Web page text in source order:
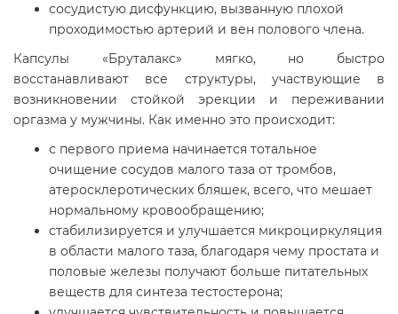
сосудистую дисфункцию, вызванную плохой
проходимостью артерий и вен полового члена.
Капсулы «Бруталакс» мягко, но быстро
восстанавливают все структуры, участвующие в
возникновении стойкой эрекции и переживании
оргазма у мужчины. Как именно это происходит:
с первого приема начинается тотальное
очищение сосудов малого таза от тромбов,
атеросклеротических бляшек, всего, что мешает
нормальному кровообращению;
стабилизируется и улучшается микроциркуляция
в области малого таза, благодаря чему простата и
половые железы получают больше питательных
веществ для синтеза тестостерона;